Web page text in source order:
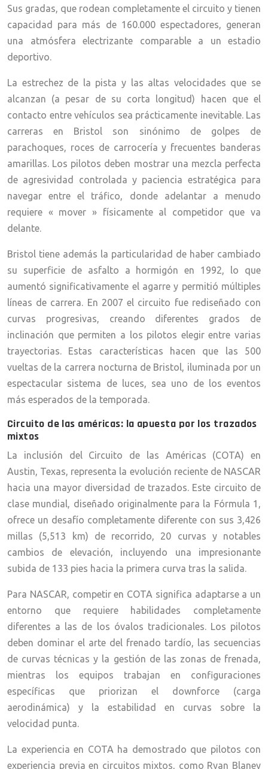
Sus gradas, que rodean completamente el circuito y tienen
capacidad para más de 160.000 espectadores, generan
una atmósfera electrizante comparable a un estadio
deportivo.
La estrechez de la pista y las altas velocidades que se
alcanzan (a pesar de su corta longitud) hacen que el
contacto entre vehículos sea prácticamente inevitable. Las
carreras en Bristol son sinónimo de golpes de
parachoques, roces de carrocería y frecuentes banderas
amarillas. Los pilotos deben mostrar una mezcla perfecta
de agresividad controlada y paciencia estratégica para
navegar entre el tráfico, donde adelantar a menudo
requiere « mover » físicamente al competidor que va
delante.
Bristol tiene además la particularidad de haber cambiado
su superficie de asfalto a hormigón en 1992, lo que
aumentó significativamente el agarre y permitió múltiples
líneas de carrera. En 2007 el circuito fue rediseñado con
curvas progresivas, creando diferentes grados de
inclinación que permiten a los pilotos elegir entre varias
trayectorias. Estas características hacen que las 500
vueltas de la carrera nocturna de Bristol, iluminada por un
espectacular sistema de luces, sea uno de los eventos
más esperados de la temporada.
Circuito de las américas: la apuesta por los trazados
mixtos
La inclusión del Circuito de las Américas (COTA) en
Austin, Texas, representa la evolución reciente de NASCAR
hacia una mayor diversidad de trazados. Este circuito de
clase mundial, diseñado originalmente para la Fórmula 1,
ofrece un desafío completamente diferente con sus 3,426
millas (5,513 km) de recorrido, 20 curvas y notables
cambios de elevación, incluyendo una impresionante
subida de 133 pies hacia la primera curva tras la salida.
Para NASCAR, competir en COTA significa adaptarse a un
entorno que requiere habilidades completamente
diferentes a las de los óvalos tradicionales. Los pilotos
deben dominar el arte del frenado tardío, las secuencias
de curvas técnicas y la gestión de las zonas de frenada,
mientras los equipos trabajan en configuraciones
específicas que priorizan el downforce (carga
aerodinámica) y la estabilidad en curvas sobre la
velocidad punta.
La experiencia en COTA ha demostrado que pilotos con
experiencia previa en circuitos mixtos, como Ryan Blaney